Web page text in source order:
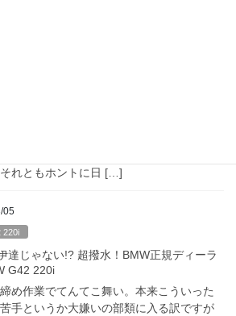
れともホントに日 […]
05
220i
達じゃない!? 超撥水！BMW正規ディーラ
G42 220i
め作業でてんてこ舞い。本来こういった
手というか大嫌いの部類に入る訳ですが